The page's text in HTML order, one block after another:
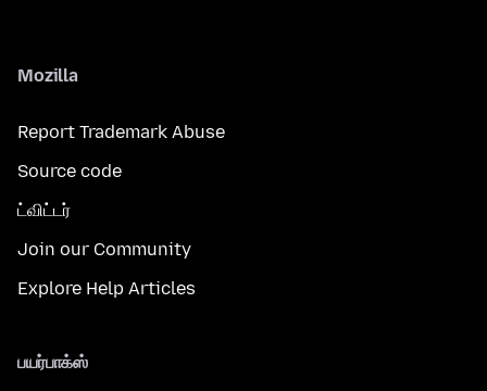
Mozilla
Report Trademark Abuse
Source code
ட்விட்டர்
Join our Community
Explore Help Articles
பயர்பாக்ஸ்